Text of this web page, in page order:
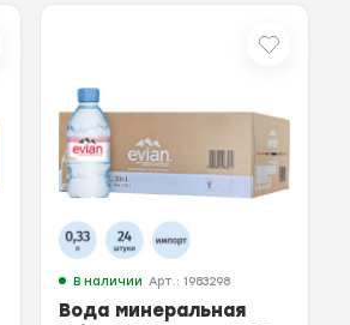
В наличии Арт.: 1983298
Вода минеральная